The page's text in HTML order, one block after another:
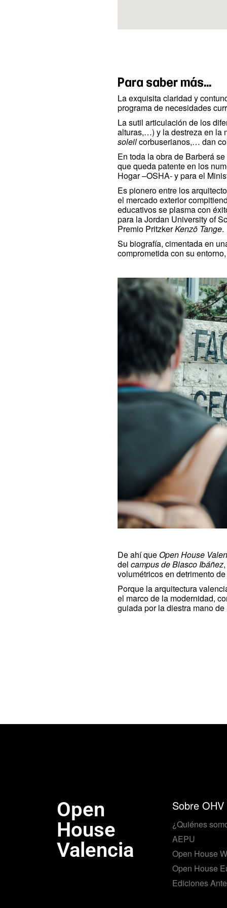
Para saber más…
La exquisita claridad y
programa de necesidades
La sutil articulación de los
alturas,…) y la destreza en la
soleilcorbuserianos,… dan
En toda la obra de Barberá
que queda patente en los
Hogar –OSHA- y para el
Es pionero entre los
el mercado exterior
educativos se plasma con
para la Jordan University of
Premio PritzkerKenzō Tange.
Su biografía, cimentada en
comprometida con su
De ahí queOpen House
del campus de Blasco Ibáñez
volumétricos en detrimento
Porque la arquitectura
el marco de la modernidad,
guiada por la diestra mano
Open
House
Valencia
Sobre OHV
¿Quiénes
AEPU
Open House
Open House
Ediciones